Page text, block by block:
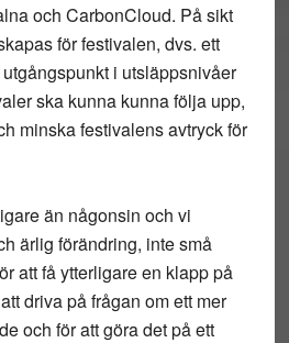
och CarbonCloud. På sikt
för festivalen, dvs. ett
i utsläppsnivåer
ska kunna kunna följa upp,
minska festivalens avtryck för
än någonsin och vi
ärlig förändring, inte små
att få ytterligare en klapp på
driva på frågan om ett mer
och för att göra det på ett